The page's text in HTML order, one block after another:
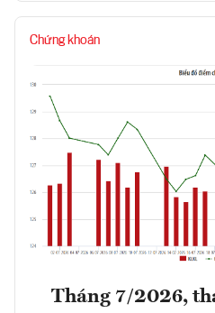
Chứng khoán
Tháng 7/2026,